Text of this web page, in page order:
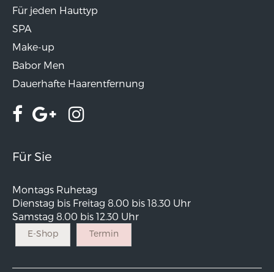
Für jeden Hauttyp
SPA
Make-up
Babor Men
Dauerhafte Haarentfernung
Für Sie
Montags Ruhetag
Dienstag bis Freitag 8.00 bis 18.30 Uhr
Samstag 8.00 bis 12.30 Uhr
E-Shop Termin